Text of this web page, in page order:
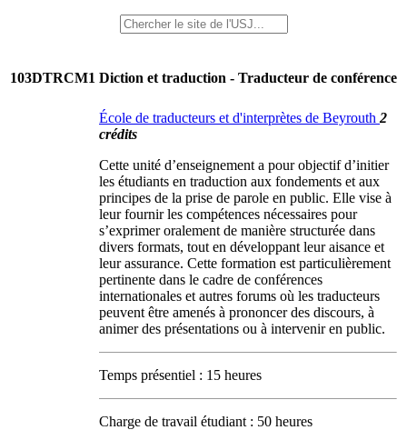
103DTRCM1 Diction et traduction - Traducteur de conférence
École de traducteurs et d'interprètes de Beyrouth 2
crédits
Cette unité d’enseignement a pour objectif d’initier
les étudiants en traduction aux fondements et aux
principes de la prise de parole en public. Elle vise à
leur fournir les compétences nécessaires pour
s’exprimer oralement de manière structurée dans
divers formats, tout en développant leur aisance et
leur assurance. Cette formation est particulièrement
pertinente dans le cadre de conférences
internationales et autres forums où les traducteurs
peuvent être amenés à prononcer des discours, à
animer des présentations ou à intervenir en public.
Temps présentiel : 15 heures
Charge de travail étudiant : 50 heures